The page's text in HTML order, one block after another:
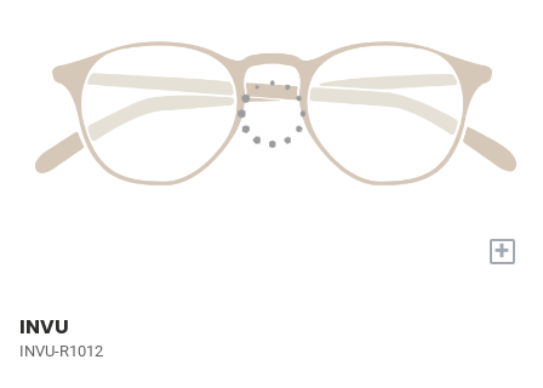
+
INVU
INVU-R1012